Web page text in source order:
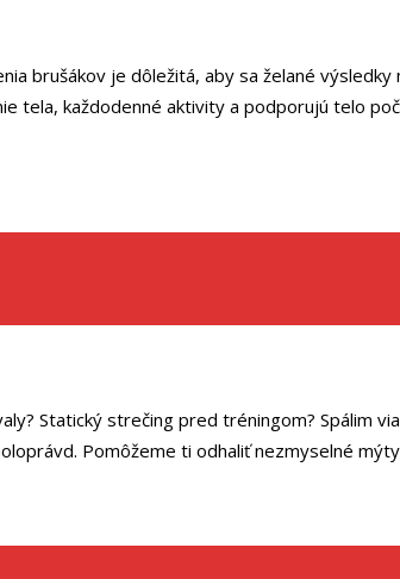
brušákov je dôležitá, aby sa želané
tela, každodenné aktivity a podporujú telo
Statický strečing pred tréningom? Spálim
Pomôžeme ti odhaliť nezmyselné